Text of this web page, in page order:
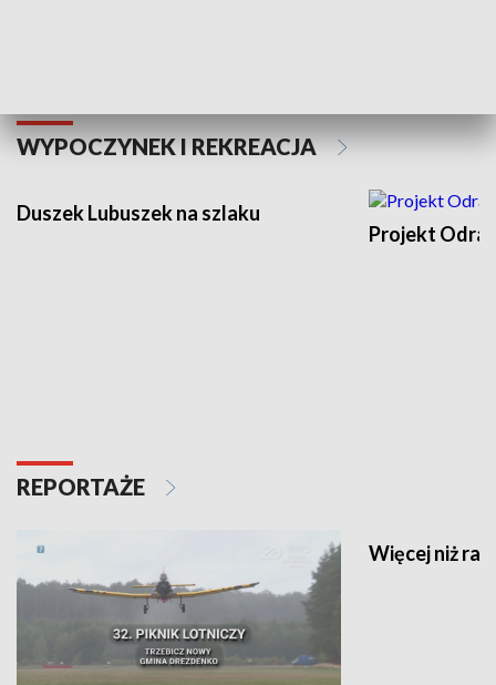
WYPOCZYNEK I REKREACJA
Duszek Lubuszek na szlaku
Projekt Odra
REPORTAŻE
Więcej niż rajd